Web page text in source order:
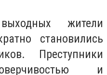
жители
становились
Преступники
и